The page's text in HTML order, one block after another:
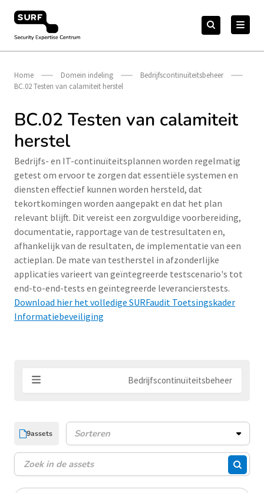
naar
content
Security Expertise Centrum – by SURF
Zoeken
naar:Zoeken
Home Domein indeling
Bedrijfscontinuïteitsbeheer
BC.02 Testen van calamiteit herstel
BC.02 Testen van calamiteit
herstel
Bedrijfs- en IT-continuïteitsplannen worden regelmatig
getest om ervoor te zorgen dat essentiële systemen en
diensten effectief kunnen worden hersteld, dat
tekortkomingen worden aangepakt en dat het plan
relevant blijft. Dit vereist een zorgvuldige voorbereiding,
documentatie, rapportage van de testresultaten en,
afhankelijk van de resultaten, de implementatie van een
actieplan. De mate van testherstel in afzonderlijke
applicaties varieert van geïntegreerde testscenario's tot
end-to-end-tests en geïntegreerde leverancierstests.
Download hier het volledige SURFaudit Toetsingskader
Informatiebeveiliging
Bedrijfscontinuïteitsbeheer
9assets
Assets sorteren
Zoeken